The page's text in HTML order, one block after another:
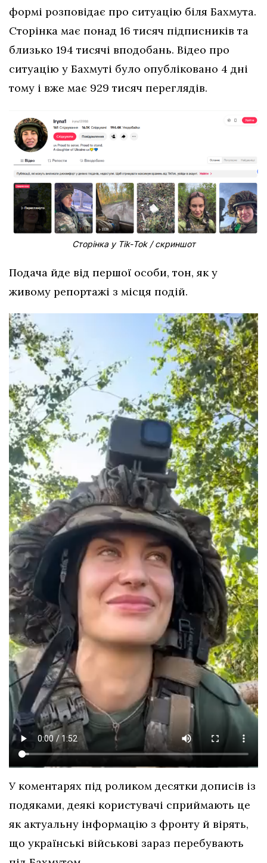
формі розповідає про ситуацію біля Бахмута.
Сторінка має понад 16 тисяч підписників та
близько 194 тисячі вподобань. Відео про
ситуацію у Бахмуті було опубліковано 4 дні
тому і вже має 929 тисяч переглядів.
Сторінка у Тіk-Тоk / скриншот
Подача йде від першої особи, тон, як у
живому репортажі з місця подій.
У коментарях під роликом десятки дописів із
подяками, деякі користувачі сприймають це
як актуальну інформацію з фронту й вірять,
що українські військові зараз перебувають